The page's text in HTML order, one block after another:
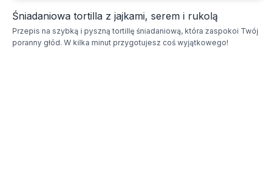
Śniadaniowa tortilla z jajkami, serem i rukolą
Przepis na szybką i pyszną tortillę śniadaniową, która zaspokoi Twój
poranny głód. W kilka minut przygotujesz coś wyjątkowego!